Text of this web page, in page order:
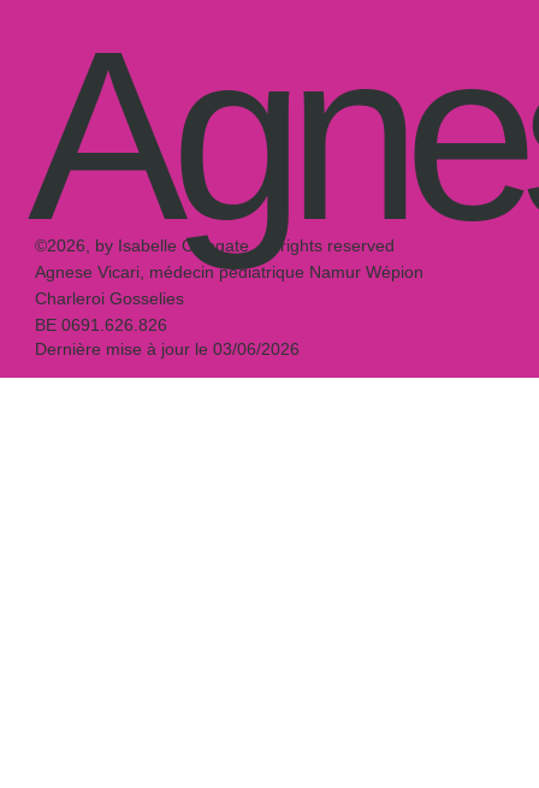
©2026, by Isabelle Ortegate, all rights reserved
Agnese Vicari, médecin pédiatrique Namur Wépion
Charleroi Gosselies
BE 0691.626.826
Dernière mise à jour le 03/06/2026